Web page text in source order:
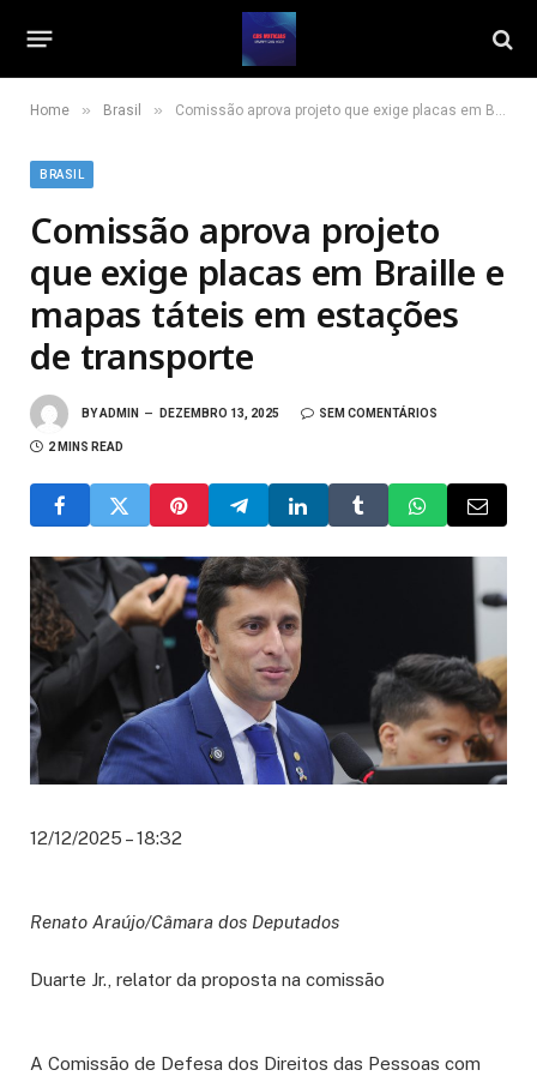
Home » Brasil » Comissão aprova projeto que exige placas em Braille e mapas táteis em estações de transporte
BRASIL
Comissão aprova projeto
que exige placas em Braille e
mapas táteis em estações
de transporte
BYADMIN DEZEMBRO 13, 2025 SEM COMENTÁRIOS
2 MINS READ
12/12/2025 – 18:32
Renato Araújo/Câmara dos Deputados
Duarte Jr., relator da proposta na comissão
A Comissão de Defesa dos Direitos das Pessoas com